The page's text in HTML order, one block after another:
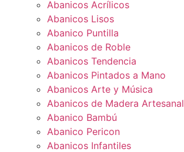
Abanicos Acrílicos
Abanicos Lisos
Abanico Puntilla
Abanicos de Roble
Abanicos Tendencia
Abanicos Pintados a Mano
Abanicos Arte y Música
Abanicos de Madera Artesanal
Abanico Bambú
Abanico Pericon
Abanicos Infantiles